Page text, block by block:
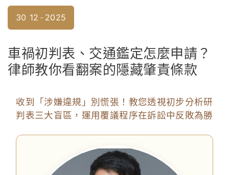
30 12 2025
車禍初判表、交通鑑定怎麼申請？
律師教你看翻案的隱藏肇責條款
收到「涉嫌違規」別慌張！教您透視初步分析研
判表三大盲區，運用覆議程序在訴訟中反敗為勝